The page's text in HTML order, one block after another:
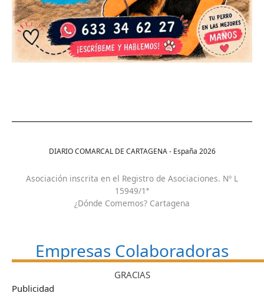
DIARIO COMARCAL DE CARTAGENA - España 2026
Asociación inscrita en el Registro de Asociaciones. Nº L
15949/1ª
¿Dónde Comemos? Cartagena
Empresas Colaboradoras
GRACIAS
Publicidad